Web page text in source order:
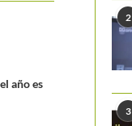
2
3